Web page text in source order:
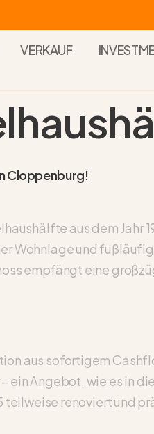
VERKAUF
Cloppenburg!
aus dem Jahr
Wohnlage und
empfängt eine
aus sofortigem
Angebot, wie es in
teilweise renoviert und